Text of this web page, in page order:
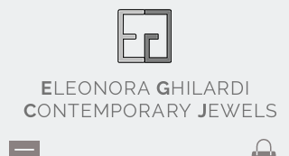
ELEONORA GHILARDI
CONTEMPORARY JEWELS